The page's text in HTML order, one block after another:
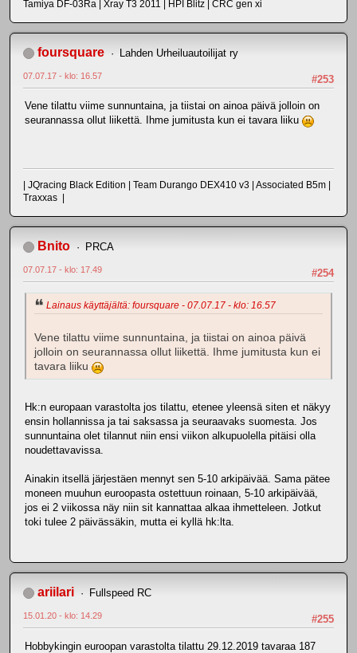
Tamiya DF-03Ra | Xray T3 2011 | HPI Blitz | CRC gen xi
foursquare Lahden Urheiluautoilijat ry
#253
07.07.17 - klo: 16.57
Vene tilattu viime sunnuntaina, ja tiistai on ainoa päivä jolloin on
seurannassa ollut liikettä. Ihme jumitusta kun ei tavara liiku
| JQracing Black Edition | Team Durango DEX410 v3 | Associated B5m |
Traxxas |
Bnito PRCA
#254
07.07.17 - klo: 17.49
Lainaus käyttäjältä: foursquare - 07.07.17 - klo: 16.57
Vene tilattu viime sunnuntaina, ja tiistai on ainoa päivä
jolloin on seurannassa ollut liikettä. Ihme jumitusta kun ei
tavara liiku
Hk:n europaan varastolta jos tilattu, etenee yleensä siten et näkyy
ensin hollannissa ja tai saksassa ja seuraavaks suomesta. Jos
sunnuntaina olet tilannut niin ensi viikon alkupuolella pitäisi olla
noudettavavissa.
Ainakin itsellä järjestäen mennyt sen 5-10 arkipäivää. Sama pätee
moneen muuhun euroopasta ostettuun roinaan, 5-10 arkipäivää,
jos ei 2 viikossa näy niin sit kannattaa alkaa ihmetteleen. Jotkut
toki tulee 2 päivässäkin, mutta ei kyllä hk:lta.
ariilari Fullspeed RC
#255
15.01.20 - klo: 14.29
Hobbykingin euroopan varastolta tilattu 29.12.2019 tavaraa 187